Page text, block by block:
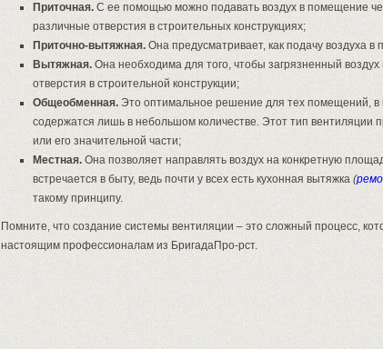
Приточная. С ее помощью можно подавать воздух в помещение
различные отверстия в строительных конструкциях;
Приточно-вытяжная. Она предусматривает, как подачу воздуха
Вытяжная. Она необходима для того, чтобы загрязненный
отверстия в строительной конструкции;
Общеобменная. Это оптимальное решение для тех помещений, в
содержатся лишь в небольшом количестве. Этот тип вентиляции
или его значительной части;
Местная. Она позволяет направлять воздух на конкретную
встречается в быту, ведь почти у всех есть кухонная вытяжка (
такому принципу.
Помните, что создание системы вентиляции – это сложный процесс,
настоящим профессионалам из БригадаПро-рст.